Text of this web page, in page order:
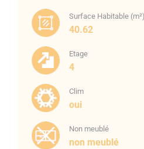
Douche grand receveur
Salle d’eau refaite.
COMPOSITION DU F2
Pièce
R+4 Hall d’entrée
Surface Habitable (m²)
40.62
Etage
4
Clim
oui
Non meublé
non meublé